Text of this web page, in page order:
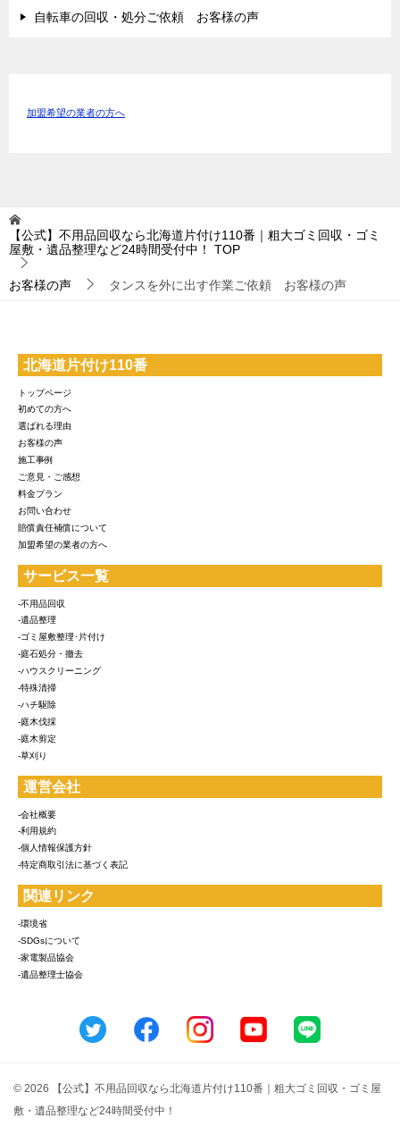
自転車の回収・処分ご依頼 お客様の声
加盟希望の業者の方へ
【公式】不用品回収なら北海道片付け110番｜粗大ゴミ回収・ゴミ
屋敷・遺品整理など24時間受付中！
TOP
お客様の声 タンスを外に出す作業ご依頼 お客様の声
北海道片付け110番
トップページ
初めての方へ
選ばれる理由
お客様の声
施工事例
ご意見・ご感想
料金プラン
お問い合わせ
賠償責任補償について
加盟希望の業者の方へ
サービス一覧
-不用品回収
-遺品整理
-ゴミ屋敷整理･片付け
-庭石処分・撤去
-ハウスクリーニング
-特殊清掃
-ハチ駆除
-庭木伐採
-庭木剪定
-草刈り
運営会社
-会社概要
-利用規約
-個人情報保護方針
-特定商取引法に基づく表記
関連リンク
-環境省
-SDGsについて
-家電製品協会
-遺品整理士協会
© 2026 【公式】不用品回収なら北海道片付け110番｜粗大ゴミ回収・ゴミ屋
敷・遺品整理など24時間受付中！